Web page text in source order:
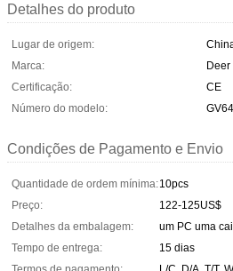
Detalhes do produto
Lugar de origem:
Marca:
Deer
Certificação:
CE
Número do modelo:
GV64
Condições de Pagamento e Envio
Quantidade de ordem mínima:10pcs
Preço:
122-125US$
Detalhes da embalagem:
um PC uma
Tempo de entrega:
15 dias